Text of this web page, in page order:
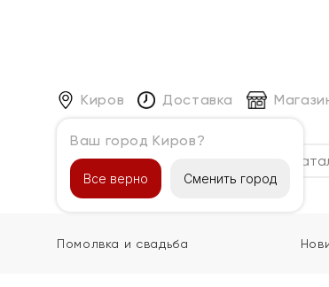
Киров
Ваш город Киров?
Все верно Сменить город
Доставка
Каталог
Помолвка и свадьба